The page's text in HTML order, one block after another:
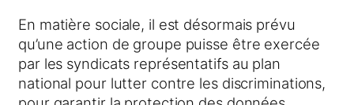
En matière sociale, il est désormais prévu
qu’une action de groupe puisse être exercée
par les syndicats représentatifs au plan
national pour lutter contre les discriminations,